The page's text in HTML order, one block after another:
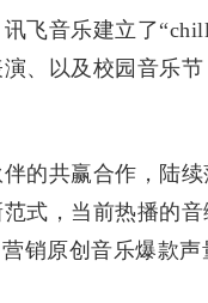
音乐建立了
、以及校园音乐
共赢合作，陆续
式，当前热播的
销原创音乐爆款声